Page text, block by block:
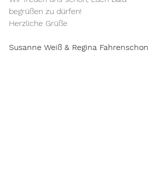
begrüßen zu dürfen!
Herzliche Grüße
Susanne Weiß & Regina Fahrenschon